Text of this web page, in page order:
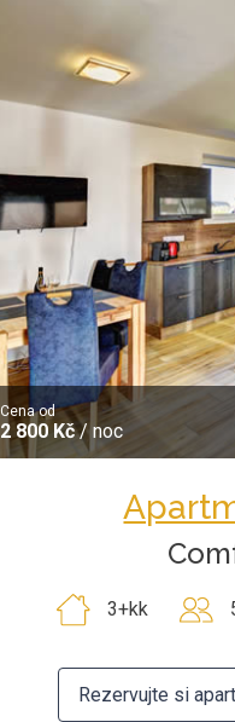
Cena od
2 800 Kč/ noc
3+kk
Rezervujte si